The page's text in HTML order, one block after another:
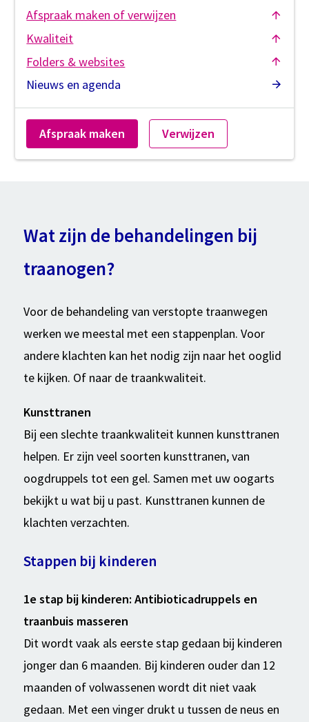
Afspraak maken of verwijzen
Kwaliteit
Folders & websites
Nieuws en agenda
Afspraak maken Verwijzen
Wat zijn de behandelingen bij
traanogen?
Voor de behandeling van verstopte traanwegen
werken we meestal met een stappenplan. Voor
andere klachten kan het nodig zijn naar het ooglid
te kijken. Of naar de traankwaliteit.
Kunsttranen
Bij een slechte traankwaliteit kunnen kunsttranen
helpen. Er zijn veel soorten kunsttranen, van
oogdruppels tot een gel. Samen met uw oogarts
bekijkt u wat bij u past. Kunsttranen kunnen de
klachten verzachten.
Stappen bij kinderen
1e stap bij kinderen: Antibioticadruppels en
traanbuis masseren
Dit wordt vaak als eerste stap gedaan bij kinderen
jonger dan 6 maanden. Bij kinderen ouder dan 12
maanden of volwassenen wordt dit niet vaak
gedaan. Met een vinger drukt u tussen de neus en